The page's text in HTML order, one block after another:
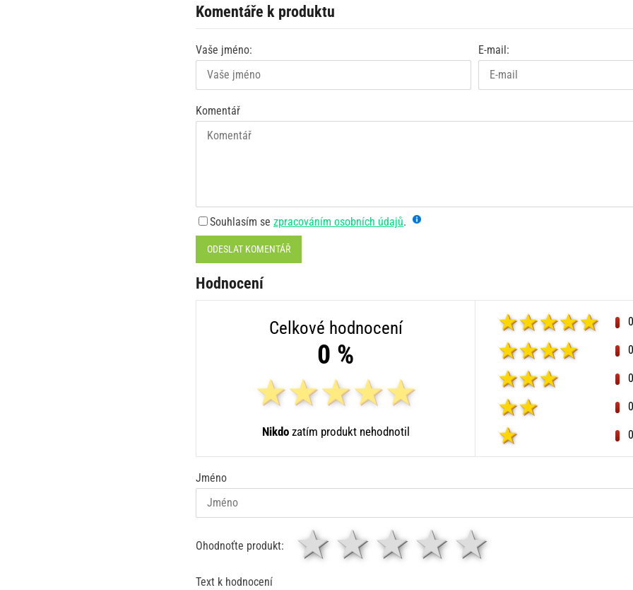
Komentáře k produktu
Vaše jméno: E-mail:
Komentář
Souhlasím se zpracováním osobních údajů.
ODESLAT KOMENTÁŘ
Hodnocení
Celkové hodnocení
0 %
Nikdozatím produkt nehodnotil
Jméno
Ohodnoťte produkt: 4 hvězdy
3 hvězdy
2 hvězdy
1 hvězda
Text k hodnocení